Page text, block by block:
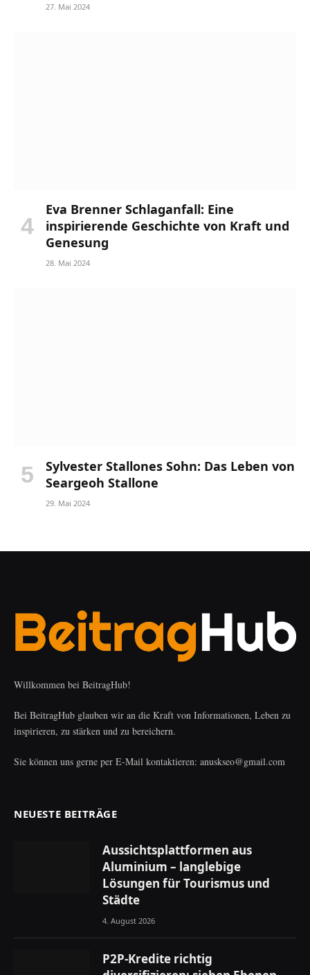
27. Mai 2024
Eva Brenner Schlaganfall: Eine
inspirierende Geschichte von Kraft und
Genesung
28. Mai 2024
Sylvester Stallones Sohn: Das Leben von
Seargeoh Stallone
29. Mai 2024
Willkommen bei BeitragHub!
Bei BeitragHub glauben wir an die Kraft von Informationen, Leben zu
inspirieren, zu stärken und zu bereichern.
Sie können uns gerne per E-Mail kontaktieren: anuskseo@gmail.com
NEUESTE BEITRÄGE
Aussichtsplattformen aus
Aluminium – langlebige
Lösungen für Tourismus und
Städte
4. August 2026
P2P-Kredite richtig